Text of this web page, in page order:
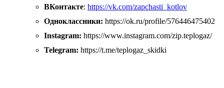
ВКонтакте: https://vk.com/zapchasti_kotlov
Одноклассники: https://ok.ru/profile/576446475402
Instagram: https://www.instagram.com/zip.teplogaz/
Telegram: https://t.me/teplogaz_skidki